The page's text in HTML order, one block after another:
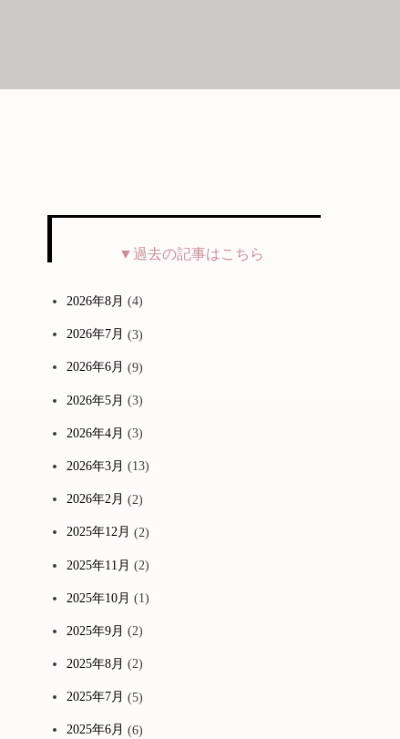
▼過去の記事はこちら
2026年8月 (4)
2026年7月 (3)
2026年6月 (9)
2026年5月 (3)
2026年4月 (3)
2026年3月 (13)
2026年2月 (2)
2025年12月 (2)
2025年11月 (2)
2025年10月 (1)
2025年9月 (2)
2025年8月 (2)
2025年7月 (5)
2025年6月 (6)